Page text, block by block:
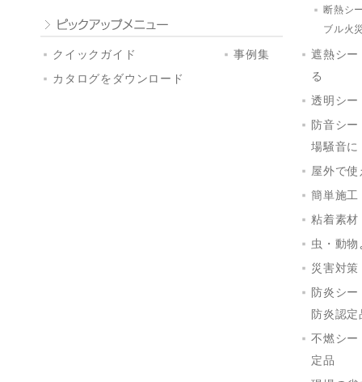
クイックガイド
事例集
カタログをダウンロード
断熱シ
ブル火
遮熱シ
る
透明シー
防音シ
場騒音に
屋外で
簡単施工
粘着素材
虫・動
災害対
防炎シ
防炎認定
不燃シ
定品